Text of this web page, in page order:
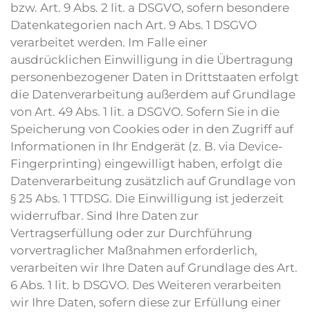
bzw. Art. 9 Abs. 2 lit. a DSGVO, sofern besondere
Datenkategorien nach Art. 9 Abs. 1 DSGVO
verarbeitet werden. Im Falle einer
ausdrücklichen Einwilligung in die Übertragung
personenbezogener Daten in Drittstaaten erfolgt
die Datenverarbeitung außerdem auf Grundlage
von Art. 49 Abs. 1 lit. a DSGVO. Sofern Sie in die
Speicherung von Cookies oder in den Zugriff auf
Informationen in Ihr Endgerät (z. B. via Device-
Fingerprinting) eingewilligt haben, erfolgt die
Datenverarbeitung zusätzlich auf Grundlage von
§ 25 Abs. 1 TTDSG. Die Einwilligung ist jederzeit
widerrufbar. Sind Ihre Daten zur
Vertragserfüllung oder zur Durchführung
vorvertraglicher Maßnahmen erforderlich,
verarbeiten wir Ihre Daten auf Grundlage des Art.
6 Abs. 1 lit. b DSGVO. Des Weiteren verarbeiten
wir Ihre Daten, sofern diese zur Erfüllung einer